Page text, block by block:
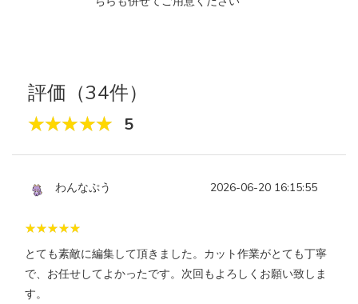
評価（34件）
5
わんなぷう 2026-06-20 16:15:55
とても素敵に編集して頂きました。カット作業がとても丁寧
で、お任せしてよかったです。次回もよろしくお願い致しま
す。